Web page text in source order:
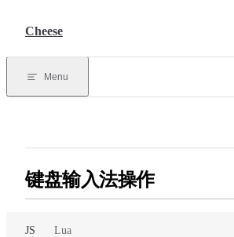
Cheese
Menu
键盘输入法操作
JS Lua